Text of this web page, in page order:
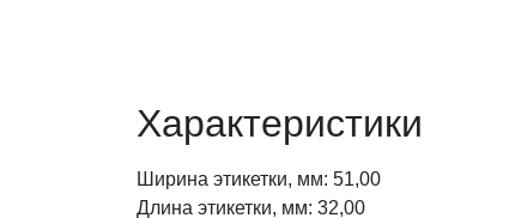
Характеристики
Ширина этикетки, мм: 51,00
Длина этикетки, мм: 32,00